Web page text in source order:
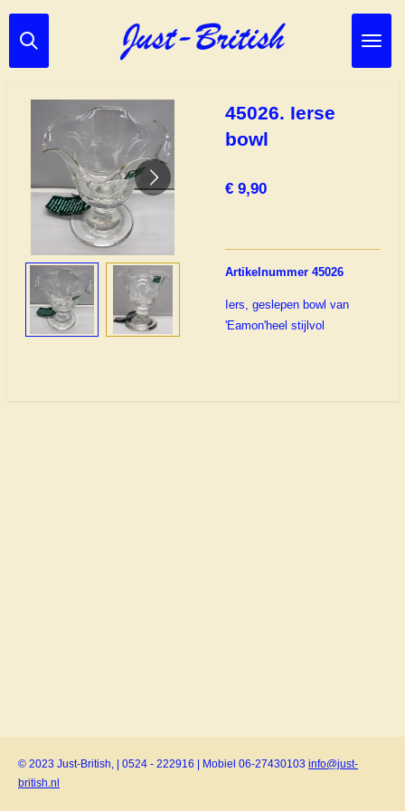
Ga
direct
hoofdinhoud
45026. Ierse
bowl
€ 9,90
Artikelnummer 45026
Iers, geslepen bowl van
'Eamon'heel stijlvol
© 2023 Just-British, | 0524 - 222916 | Mobiel 06-27430103 info@just-
british.nl